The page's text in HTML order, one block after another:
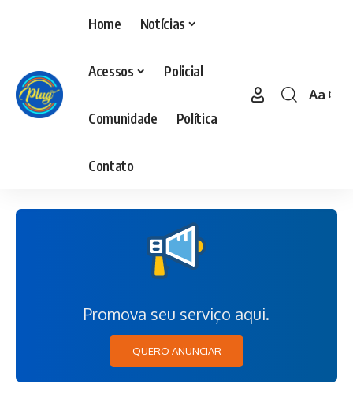
Home Notícias
Acessos Policial
Comunidade Política
Contato
Aa
Promova seu serviço aqui.
QUERO ANUNCIAR